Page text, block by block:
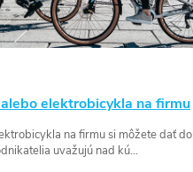
elektrobicykla na firmu
na firmu si môžete dať do
uvažujú nad kú...